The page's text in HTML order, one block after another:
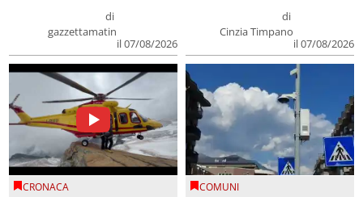
di
gazzettamatin
il 07/08/2026
di
Cinzia Timpano
il 07/08/2026
CRONACA COMUNI